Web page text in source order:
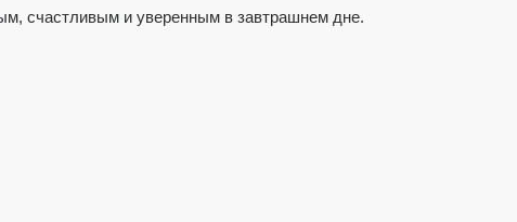
счастливым и уверенным в завтрашнем дне.